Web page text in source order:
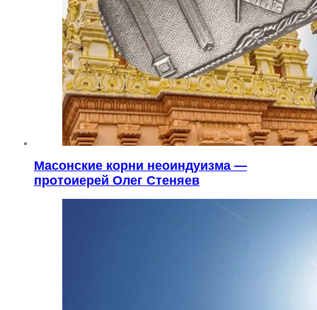
Масонские корни неоиндуизма —
протоиерей Олег Стеняев